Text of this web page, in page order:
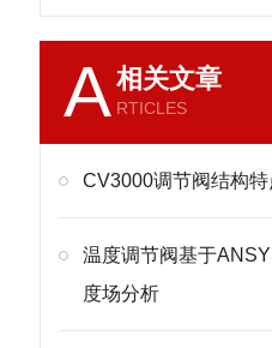
A相关文章
RTICLES
CV3000调节阀结构特
温度调节阀基于
度场分析